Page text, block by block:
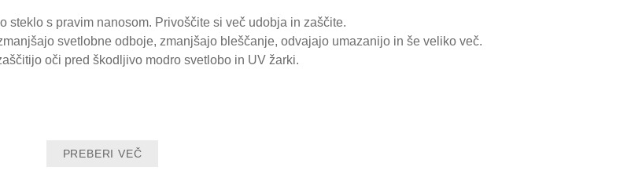
steklo s pravim nanosom. Privoščite si več udobja in zaščite.
svetlobne odboje, zmanjšajo bleščanje, odvajajo umazanijo in še veliko več.
oči pred škodljivo modro svetlobo in UV žarki.
PREBERI VEČ